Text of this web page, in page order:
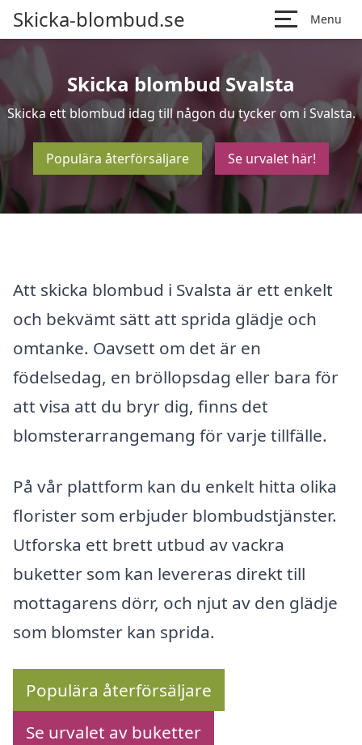
Skicka-blombud.se Menu
Skicka blombud Svalsta
Skicka ett blombud idag till någon du tycker om i Svalsta.
Populära återförsäljare Se urvalet här!
Att skicka blombud i Svalsta är ett enkelt
och bekvämt sätt att sprida glädje och
omtanke. Oavsett om det är en
födelsedag, en bröllopsdag eller bara för
att visa att du bryr dig, finns det
blomsterarrangemang för varje tillfälle.
På vår plattform kan du enkelt hitta olika
florister som erbjuder blombudstjänster.
Utforska ett brett utbud av vackra
buketter som kan levereras direkt till
mottagarens dörr, och njut av den glädje
som blomster kan sprida.
Populära återförsäljare
Se urvalet av buketter